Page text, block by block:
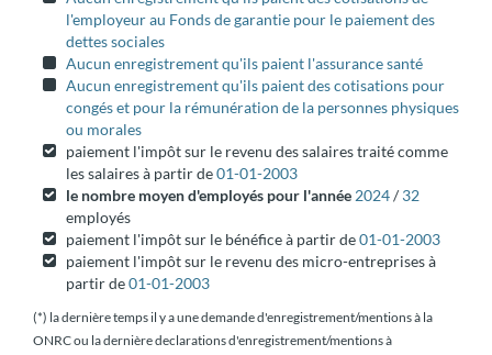
l'employeur au Fonds de garantie pour le paiement des
dettes sociales
Aucun enregistrement qu'ils paient l'assurance santé
Aucun enregistrement qu'ils paient des cotisations pour
congés et pour la rémunération de la personnes physiques
ou morales
paiement l'impôt sur le revenu des salaires traité comme
les salaires à partir de01-01-2003
le nombre moyen d'employés pour l'année 2024/32
employés
paiement l'impôt sur le bénéfice à partir de01-01-2003
paiement l'impôt sur le revenu des micro-entreprises à
partir de01-01-2003
(*) la dernière temps il y a une demande d'enregistrement/mentions à la
ONRC ou la dernière declarations d'enregistrement/mentions à